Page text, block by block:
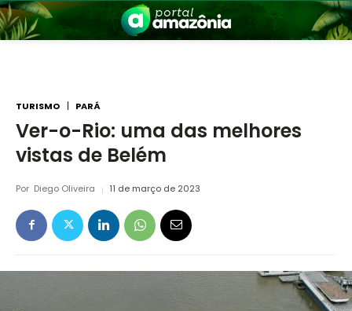
TURISMO PARÁ
Ver-o-Rio: uma das melhores
vistas de Belém
Por Diego Oliveira 11 de março de 2023